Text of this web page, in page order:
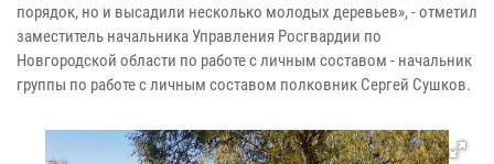
порядок, но и высадили несколько молодых деревьев», - отметил
заместитель начальника Управления Росгвардии по
Новгородской области по работе с личным составом - начальник
группы по работе с личным составом полковник Сергей Сушков.